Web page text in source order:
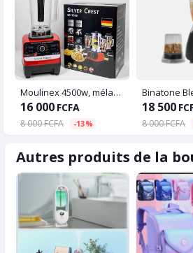
Moulinex 4500w, mélangeur multifonctionnel professionnel, robot culinaire
16 000 FCFA
8 000 FCFA -13%
18 500
8 000 FCFA
Autres produits de la